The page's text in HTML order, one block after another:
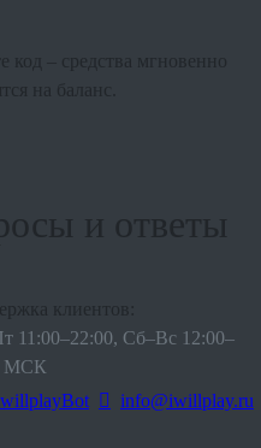
код – средства мгновенно
на баланс.
и ответы
клиентов:
11:00–22:00, Сб–Вс 12:00–
МСК
info@iwillplay.ru